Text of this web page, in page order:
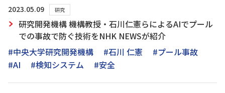
2023.05.09 研究
研究開発機構 機構教授・石川仁憲らによるAIでプール
での事故で防ぐ技術をNHK NEWSが紹介
#中央大学研究開発機構
#石川 仁憲
#プール事故
#AI
#検知システム #安全